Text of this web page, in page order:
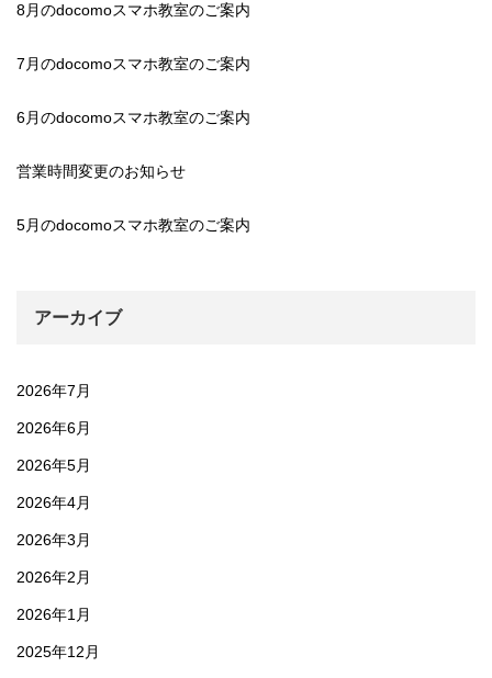
8月のdocomoスマホ教室のご案内
7月のdocomoスマホ教室のご案内
6月のdocomoスマホ教室のご案内
営業時間変更のお知らせ
5月のdocomoスマホ教室のご案内
アーカイブ
2026年7月
2026年6月
2026年5月
2026年4月
2026年3月
2026年2月
2026年1月
2025年12月